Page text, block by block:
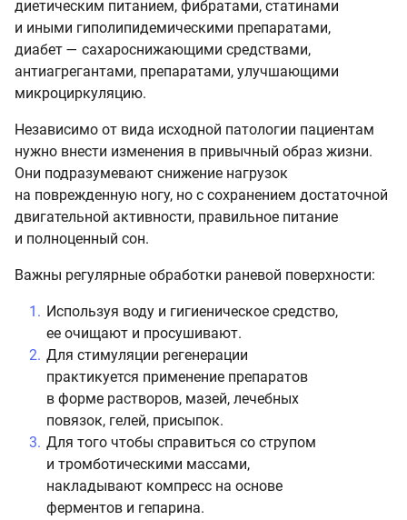
диетическим питанием, фибратами, статинами
и иными гиполипидемическими препаратами,
диабет — сахароснижающими средствами,
антиагрегантами, препаратами, улучшающими
микроциркуляцию.
Независимо от вида исходной патологии пациентам
нужно внести изменения в привычный образ жизни.
Они подразумевают снижение нагрузок
на поврежденную ногу, но с сохранением достаточной
двигательной активности, правильное питание
и полноценный сон.
Важны регулярные обработки раневой поверхности:
Используя воду и гигиеническое средство,
ее очищают и просушивают.
Для стимуляции регенерации
практикуется применение препаратов
в форме растворов, мазей, лечебных
повязок, гелей, присыпок.
Для того чтобы справиться со струпом
и тромботическими массами,
накладывают компресс на основе
ферментов и гепарина.